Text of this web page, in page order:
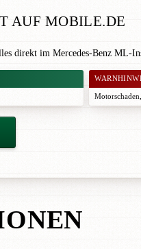
AUF MOBILE.DE
direkt im Mercedes-Benz ML-